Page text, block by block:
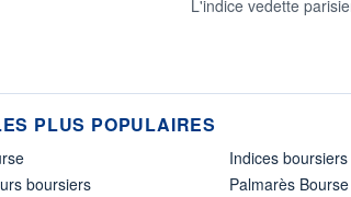
L'indice vedette
PLUS POPULAIRES
boursiers
Indices
Palmarès Bourse